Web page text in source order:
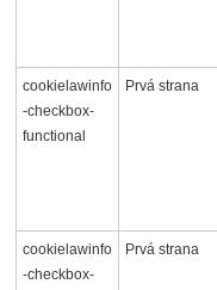
cookielawinfo
-checkbox-
functional
Prvá strana
cookielawinfo
-checkbox-
Prvá strana